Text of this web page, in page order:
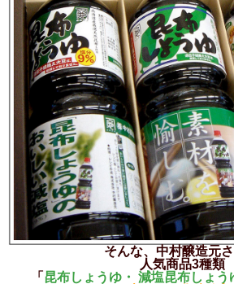
そんな、中村醸造元
人気商品3種類
「 昆布しょうゆ・ 減塩昆布しょう